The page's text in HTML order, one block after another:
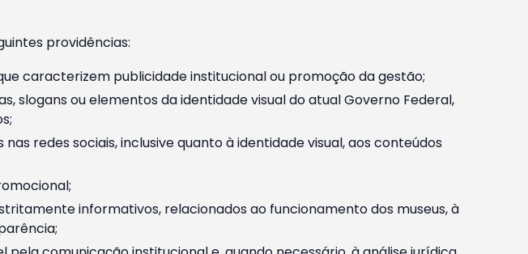
providências:
caracterizem publicidade institucional ou promoção da gestão;
slogans ou elementos da identidade visual do atual Governo Federal,
redes sociais, inclusive quanto à identidade visual, aos conteúdos
informativos, relacionados ao funcionamento dos museus, à